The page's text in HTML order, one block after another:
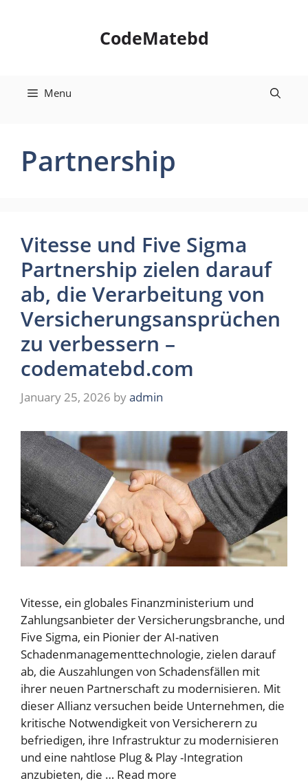
CodeMatebd
Menu
Partnership
Vitesse und Five Sigma
Partnership zielen darauf
ab, die Verarbeitung von
Versicherungsansprüchen
zu verbessern –
codematebd.com
January 25, 2026 byadmin
Vitesse, ein globales Finanzministerium und
Zahlungsanbieter der Versicherungsbranche, und
Five Sigma, ein Pionier der AI-nativen
Schadenmanagementtechnologie, zielen darauf
ab, die Auszahlungen von Schadensfällen mit
ihrer neuen Partnerschaft zu modernisieren. Mit
dieser Allianz versuchen beide Unternehmen, die
kritische Notwendigkeit von Versicherern zu
befriedigen, ihre Infrastruktur zu modernisieren
und eine nahtlose Plug & Play -Integration
anzubieten, die … Read more